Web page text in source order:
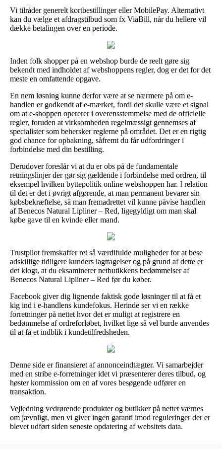
Vi tilråder generelt kortbestillinger eller MobilePay. Alternativt
kan du vælge et afdragstilbud som fx ViaBill, når du hellere vil
dække betalingen over en periode.
Inden folk shopper på en webshop burde de reelt gøre sig
bekendt med indholdet af webshoppens regler, dog er det for det
meste en omfattende opgave.
En nem løsning kunne derfor være at se nærmere på om e-
handlen er godkendt af e-mærket, fordi det skulle være et signal
om at e-shoppen opererer i overensstemmelse med de officielle
regler, foruden at virksomheden regelmæssigt gennemses af
specialister som behersker reglerne på området. Det er en rigtig
god chance for opbakning, såfremt du får udfordringer i
forbindelse med din bestilling.
Derudover foreslår vi at du er obs på de fundamentale
retningslinjer der gør sig gældende i forbindelse med ordren, til
eksempel hvilken byttepolitik online webshoppen har. I relation
til det er det i øvrigt afgørende, at man permanent bevarer sin
købsbekræftelse, så man fremadrettet vil kunne påvise handlen
af Benecos Natural Lipliner – Red, ligegyldigt om man skal
købe gave til en kvinde eller mand.
Trustpilot fremskaffer ret så værdifulde muligheder for at bese
adskillige tidligere kunders iagttagelser og på grund af dette er
det klogt, at du eksaminerer netbutikkens bedømmelser af
Benecos Natural Lipliner – Red før du køber.
Facebook giver dig lignende faktisk gode løsninger til at få et
kig ind i e-handlens kundefokus. Herinde ser vi en række
forretninger på nettet hvor det er muligt at registrere en
bedømmelse af ordreforløbet, hvilket lige så vel burde anvendes
til at få et indblik i kundetilfredsheden.
Denne side er finansieret af annonceindtægter. Vi samarbejder
med en stribe e-forretninger idet vi præsenterer deres tilbud, og
høster kommission om en af vores besøgende udfører en
transaktion.
Vejledning vedrørende produkter og butikker på nettet værnes
om jævnligt, men vi giver ingen garanti imod reguleringer der er
blevet udført siden seneste opdatering af websitets data.